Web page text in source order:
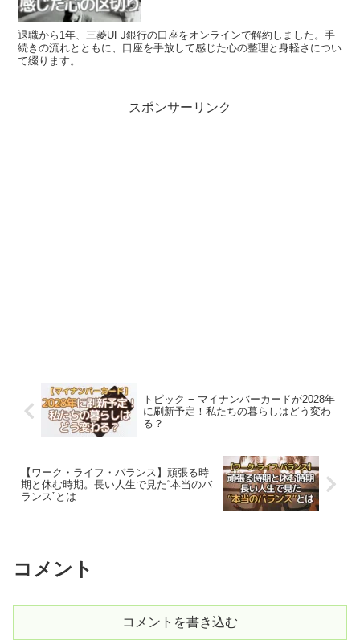
退職から1年、三菱UFJ銀行の口座をオンラインで解約しました。手
続きの流れとともに、口座を手放して感じた心の整理と身軽さについ
て綴ります。
スポンサーリンク
トピック − マイナンバーカードが2028年
に刷新予定！私たちの暮らしはどう変わ
る？
【ワーク・ライフ・バランス】頑張る時
期と休む時期。長い人生で見た“本当のバ
ランス”とは
コメント
コメントを書き込む